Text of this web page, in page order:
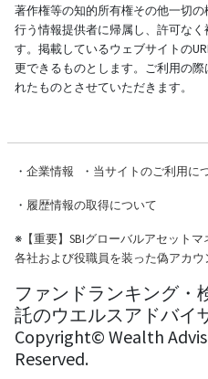
著作権等の知的所有権その他一切
行う情報提供者に帰属し、許可な
す。掲載しているウェブサイトの
更できるものとします。ご利用の
れたものとさせていただきます。
・ 企業情報 ・ 当サイトのご利用に
・ 履歴情報の取得について
※【重要】SBIグローバルアセット
各社および役職員を装った偽アカ
ファンドランキング・
託のウエルスアドバイ
Copyright© Wealth
Reserved.